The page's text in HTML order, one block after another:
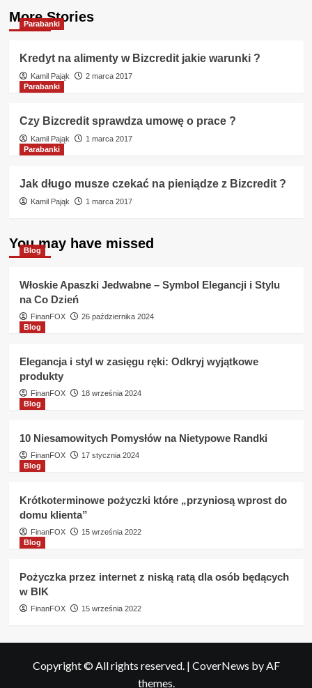
More Stories
Parabanki
Kredyt na alimenty w Bizcredit jakie warunki ?
Kamil Pająk
2 marca 2017
Parabanki
Czy Bizcredit sprawdza umowę o prace ?
Kamil Pająk
1 marca 2017
Parabanki
Jak długo musze czekać na pieniądze z Bizcredit ?
Kamil Pająk 1 marca 2017
You may have missed
Blog
Włoskie Apaszki Jedwabne – Symbol Elegancji i Stylu
na Co Dzień
FinanFOX
26 października 2024
Blog
Elegancja i styl w zasięgu ręki: Odkryj wyjątkowe
produkty
FinanFOX
18 września 2024
Blog
10 Niesamowitych Pomysłów na Nietypowe Randki
FinanFOX
17 stycznia 2024
Blog
Krótkoterminowe pożyczki które „przyniosą wprost do
domu klienta”
FinanFOX
15 września 2022
Blog
Pożyczka przez internet z niską ratą dla osób będących
w BIK
FinanFOX 15 września 2022
Copyright © All rights reserved. | CoverNews by AF
themes.